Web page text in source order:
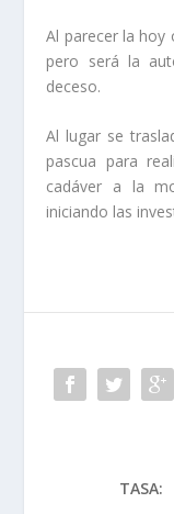
Al parecer la hoy
pero será la
deceso.
Al lugar se
pascua para
cadáver a la
iniciando las
TASA: